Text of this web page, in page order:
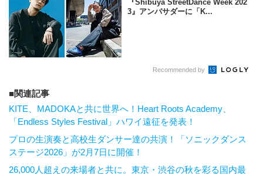
『Shibuya StreetDance Week 202
3』アンバサダーに「K...
Recommended by
関連記事
KITE、MADOKAと共に世界へ！Heart Roots Academy、
「Endless Styles Festival」ハワイ遠征を発表！
プロの生演奏と高校生ダンサー達の共演！「ソニックダンス
ステージ2026」が2月7日に開催！
26,000人超えの来場者と共に。東京・渋谷の秋を彩る国内最